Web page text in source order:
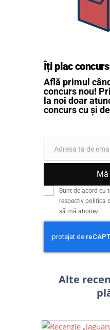
Îți plac
Află primul
concurs nou!
la noi doar
concurs cu și
Email
Adresa ta de
Sunt de acord cu
respectiv politica
să mă abonez
Alte